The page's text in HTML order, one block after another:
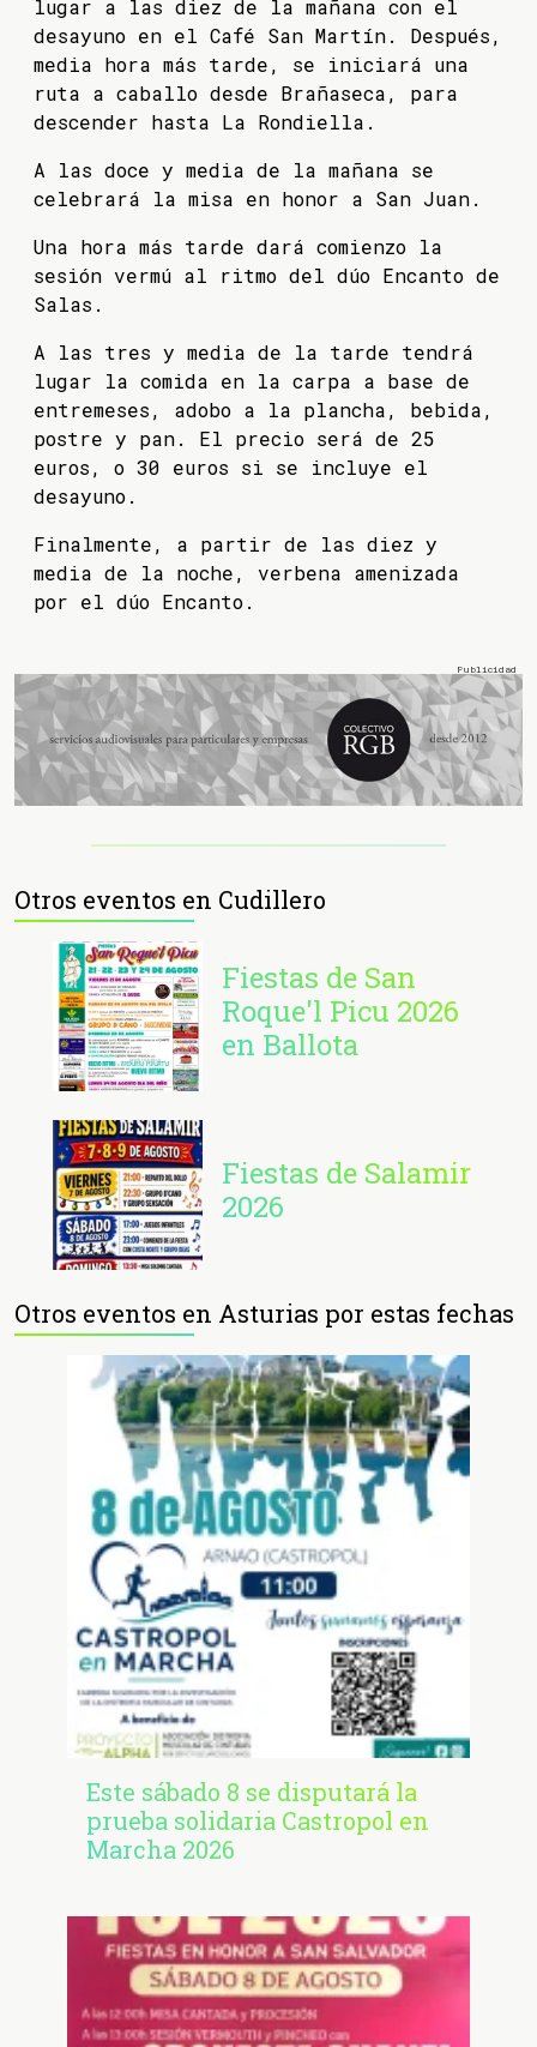
lugar a las diez de la mañana con el
desayuno en el Café San Martín. Después,
media hora más tarde, se iniciará una
ruta a caballo desde Brañaseca, para
descender hasta La Rondiella.
A las doce y media de la mañana se
celebrará la misa en honor a San Juan.
Una hora más tarde dará comienzo la
sesión vermú al ritmo del dúo Encanto de
Salas.
A las tres y media de la tarde tendrá
lugar la comida en la carpa a base de
entremeses, adobo a la plancha, bebida,
postre y pan. El precio será de 25
euros, o 30 euros si se incluye el
desayuno.
Finalmente, a partir de las diez y
media de la noche, verbena amenizada
por el dúo Encanto.
Otros eventos en Cudillero
Fiestas de San
Roque'l Picu 2026
en Ballota
Fiestas de Salamir
2026
Otros eventos en Asturias por estas fechas
Este sábado 8 se disputará la
prueba solidaria Castropol en
Marcha 2026